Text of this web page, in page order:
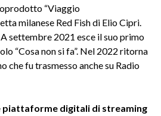
“Viaggio
milanese Red Fish di Elio Cipri.
A settembre 2021 esce il suo primo
“Cosa non si fa”. Nel 2022 ritorna
che fu trasmesso anche su Radio
piattaforme digitali di streaming